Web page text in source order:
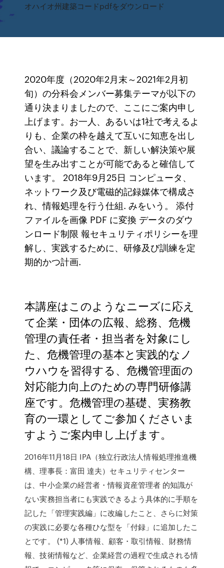
オハイオ州建築コードpdfをダウンロード
2020年度（2020年2月末～2021年2月初
旬）の分科会メンバー募集テーマが以下の
通り決まりましたので、ここにご案内申し
上げます。お一人、あるいは1社で考えるよ
りも、企業の枠を越えて互いに知恵を出し
合い、議論することで、新しい解決策や展
望を生み出すことが可能であると確信して
います。 2018年9月25日 コンピュータ、
ネットワーク及び電磁的記録媒体で構成さ
れ、情報処理を行う仕組. みをいう。 添付
ファイルを画像 PDF に変換 データのダウ
ンロード制限 報セキュリティポリシーを理
解し、実践するために、研修及び訓練を定
期的かつ計画.
本講座はこのようなニーズに応え
て企業・団体の広報、総務、危機
管理の責任者・担当者を対象にし
た、危機管理の基本と実践的なノ
ウハウを習得する、危機管理面の
対応能力向上のための専門研修講
座です。危機管理の基礎、実務教
育の一環としてご参加くださいま
すようご案内申し上げます。
2016年11月18日 IPA（独立行政法人情報処理推進機
構、理事長：富田 達夫）セキュリティセンター
は、中小企業の経営者・情報資産管理者 的知識が
ない実務担当者にも実践できるよう具体的に手順を
記した「管理実践編」に改編したこと、さらに対策
の実践に必要な各種ひな型を「付録」に追加したこ
とです。 (*1) 人事情報、顧客・取引情報、財務情
報、技術情報など、企業経営の過程で生成される情